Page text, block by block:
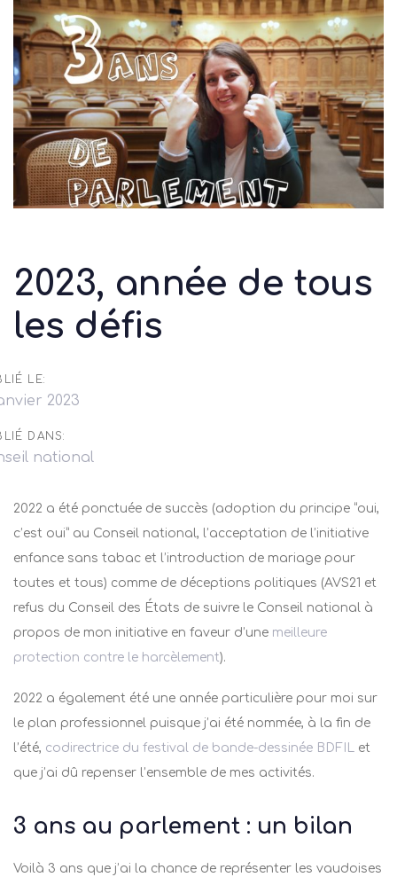
Skip
links
Skip
to
primary
navigation
Skip
to
content
2023, année de tous
les défis
LE:
2023
DANS:
national
2022 a été ponctuée de succès (adoption du principe “oui,
c’est oui” au Conseil national, l’acceptation de l’initiative
enfance sans tabac et l’introduction de mariage pour
toutes et tous) comme de déceptions politiques (AVS21 et
refus du Conseil des États de suivre le Conseil national à
propos de mon initiative en faveur d’une meilleure
protection contre le harcèlement).
2022 a également été une année particulière pour moi sur
le plan professionnel puisque j’ai été nommée, à la fin de
l’été, codirectrice du festival de bande-dessinée BDFIL
et
que j’ai dû repenser l’ensemble de mes activités.
3 ans au parlement : un bilan
Voilà 3 ans que j’ai la chance de représenter les vaudoises